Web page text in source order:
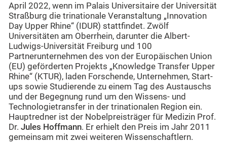
April 2022, wenn im Palais Universitaire der Universität
Straßburg die trinationale Veranstaltung „Innovation
Day Upper Rhine“ (IDUR) stattfindet. Zwölf
Universitäten am Oberrhein, darunter die Albert-
Ludwigs-Universität Freiburg und 100
Partnerunternehmen des von der Europäischen Union
(EU) geförderten Projekts „Knowledge Transfer Upper
Rhine“ (KTUR), laden Forschende, Unternehmen, Start-
ups sowie Studierende zu einem Tag des Austauschs
und der Begegnung rund um den Wissens- und
Technologietransfer in der trinationalen Region ein.
Hauptredner ist der Nobelpreisträger für Medizin Prof.
Dr. Jules Hoffmann. Er erhielt den Preis im Jahr 2011
gemeinsam mit zwei weiteren Wissenschaftlern.